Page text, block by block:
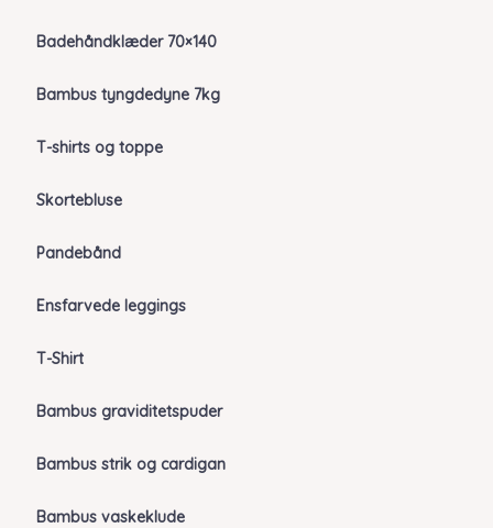
Badehåndklæder 70×140
Bambus tyngdedyne 7kg
T-shirts og toppe
Skortebluse
Pandebånd
Ensfarvede leggings
T-Shirt
Bambus graviditetspuder
Bambus strik og cardigan
Bambus vaskeklude